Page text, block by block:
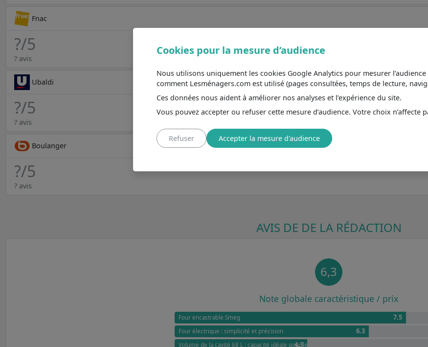
Fnac
?/5
? avis
Ubaldi
?/5
? avis
Boulanger
?/5
? avis
AVIS DE DE LA RÉDACTION
6,3
Note globale caractéristique / prix
Four encastrable Smeg 7.5
Four électrique : simplicité et précision 6.3
Volume de la cavité 68 L : capacité idéale pour les familles
4.3
Cookies pour la mesure d’audience
Nous utilisons uniquement les cookies Google Analytics pour mesurer
comment Lesménagers.com est utilisé (pages consultées, temps de lecture,
Ces données nous aident à améliorer nos analyses et l’expérience du site.
Vous pouvez accepter ou refuser cette mesure d’audience. Votre choix n’affecte
Refuser Accepter la mesure d'audience